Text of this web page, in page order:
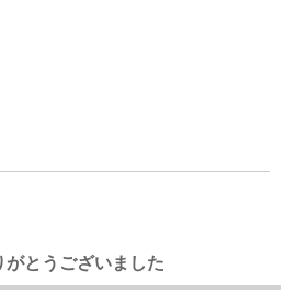
とうございました